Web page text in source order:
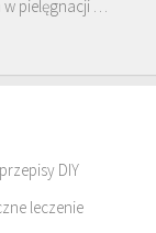
w pielęgnacji …
DIY
leczenie